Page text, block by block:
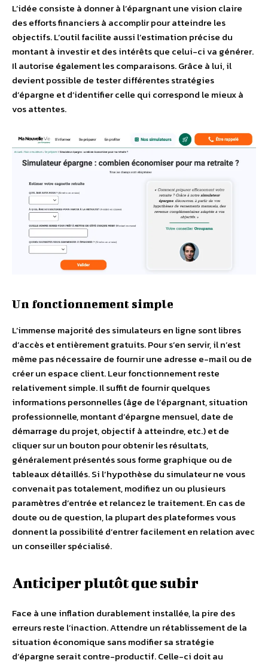
L’idée consiste à donner à l’épargnant une vision claire
des efforts financiers à accomplir pour atteindre les
objectifs. L’outil facilite aussi l’estimation précise du
montant à investir et des intérêts que celui-ci va générer.
Il autorise également les comparaisons. Grâce à lui, il
devient possible de tester différentes stratégies
d’épargne et d’identifier celle qui correspond le mieux à
vos attentes.
Un fonctionnement simple
L’immense majorité des simulateurs en ligne sont libres
d’accès et entièrement gratuits. Pour s’en servir, il n’est
même pas nécessaire de fournir une adresse e-mail ou de
créer un espace client. Leur fonctionnement reste
relativement simple. Il suffit de fournir quelques
informations personnelles (âge de l’épargnant, situation
professionnelle, montant d’épargne mensuel, date de
démarrage du projet, objectif à atteindre, etc.) et de
cliquer sur un bouton pour obtenir les résultats,
généralement présentés sous forme graphique ou de
tableaux détaillés. Si l’hypothèse du simulateur ne vous
convenait pas totalement, modifiez un ou plusieurs
paramètres d’entrée et relancez le traitement. En cas de
doute ou de question, la plupart des plateformes vous
donnent la possibilité d’entrer facilement en relation avec
un conseiller spécialisé.
Anticiper plutôt que subir
Face à une inflation durablement installée, la pire des
erreurs reste l’inaction. Attendre un rétablissement de la
situation économique sans modifier sa stratégie
d’épargne serait contre-productif. Celle-ci doit au